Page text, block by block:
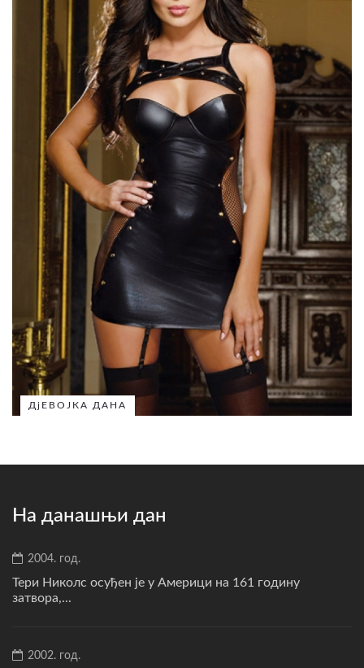
ДјЕВОЈКА ДАНА
На данашњи дан
2004. год.
Тери Николс осуђен је у Америци на 161 годину
затвора,...
2002. год.